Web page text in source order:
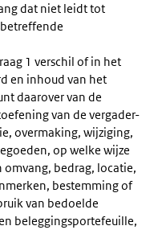
dat niet leidt tot
1 verschil of in het
en inhoud van het
daarover van de
van de vergader-
overmaking, wijziging,
op welke wijze
omvang, bedrag, locatie,
bestemming of
van bedoelde
beleggingsportefeuille,